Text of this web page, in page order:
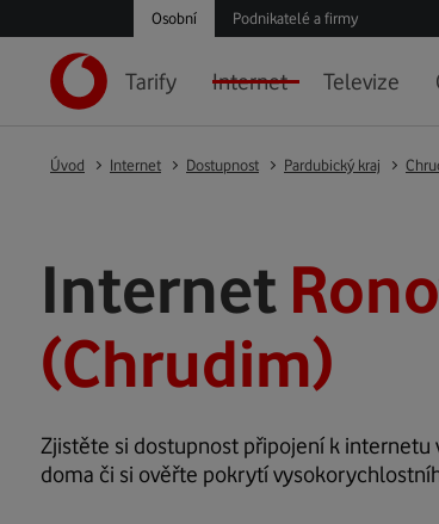
Osobní Podnikatelé a firmy
Tarify Internet Televize
Úvod Internet Dostupnost Pardubický kraj
Internet
(Chrudim)
Zjistěte si dostupnost připojení k internetu
doma či si ověřte pokrytí